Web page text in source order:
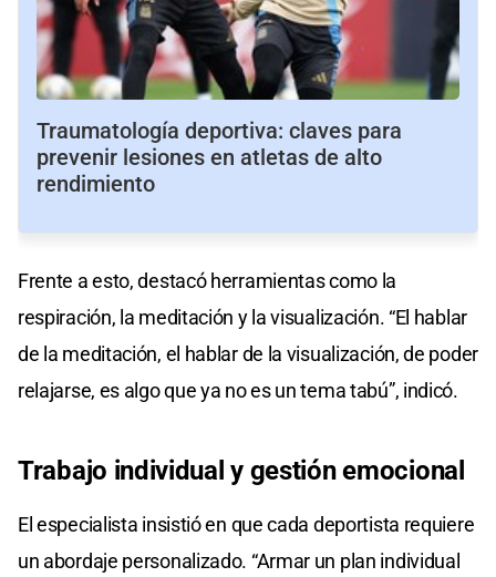
Traumatología deportiva: claves para
prevenir lesiones en atletas de alto
rendimiento
Frente a esto, destacó herramientas como la
respiración, la meditación y la visualización. “El hablar
de la meditación, el hablar de la visualización, de poder
relajarse, es algo que ya no es un tema tabú”, indicó.
Trabajo individual y gestión emocional
El especialista insistió en que cada deportista requiere
un abordaje personalizado. “Armar un plan individual